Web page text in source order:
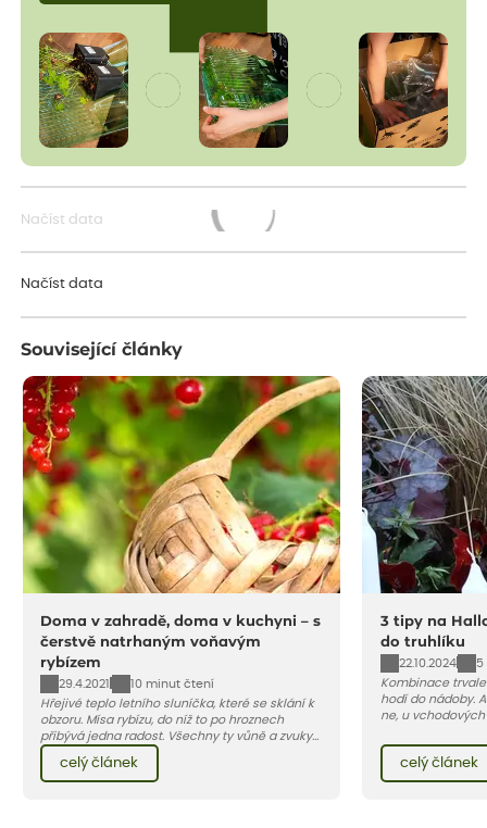
Načíst data
Načíst data
Související články
Doma v zahradě, doma v kuchyni – s
čerstvě natrhaným voňavým
rybízem
29.4.2021
10 minut čtení
Hřejivé teplo letního sluníčka, které se sklání k
obzoru. Mísa rybízu, do níž to po hroznech
přibývá jedna radost. Všechny ty vůně a zvuky
červencové zahrady. Sklizeň rybízu do kuchyně
vnese neuvěřitelný klid a radost. A taky trochu
bezstarostnosti dětství při mlsání babiččina
celý článek
3 tipy na
do truhlíku
22.10.2024
5
Kombinace
hodí do nádoby.
ne, u
inspiraci.
celý článek